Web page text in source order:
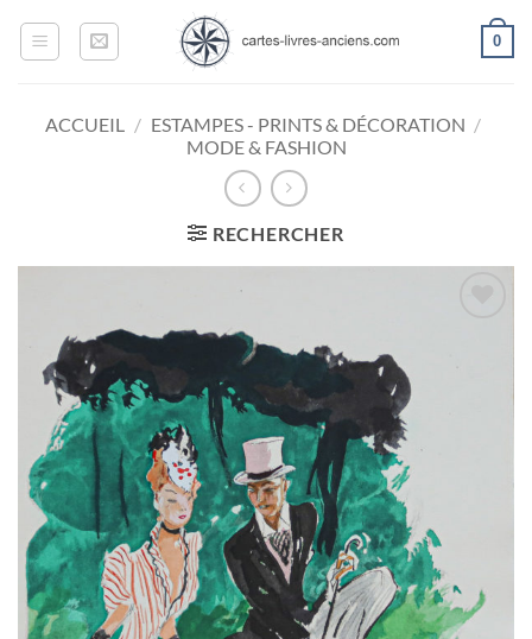
0
ACCUEIL / ESTAMPES - PRINTS & DÉCORATION /
MODE & FASHION
RECHERCHER